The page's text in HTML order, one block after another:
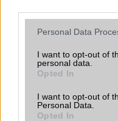
Please note that this
not limited to your visit
grant or deny consent to
use your data for below
consent section.
Personal Data
I want to opt-out of
personal data.
Opted In
I want to opt-out of
Personal Data.
Opted In
Az
funkció,
meg a
2026.06.14
Sok felhasználó külön
amelyek maguktól